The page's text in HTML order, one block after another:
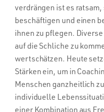
verdrängen ist es
beschäftigen und einen
ihnen zu pflegen.
auf die Schliche zu
wertschätzen. Heute
Stärken ein, um in
Menschen ganzheitlich
individuelle
einer Kombination aus